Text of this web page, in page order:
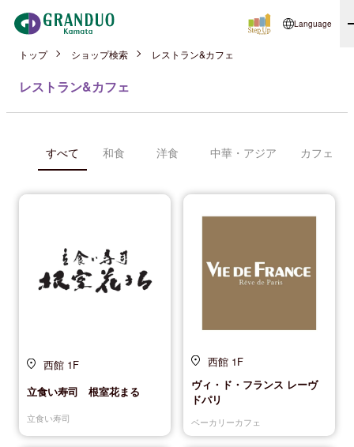
Language
トップ ショップ検索 レストラン&カフェ
レストラン&カフェ
すべて 和食 洋食 中華・アジア カフェ
西館 1F
立食い寿司 根室花まる
立食い寿司
西館 1F
ヴィ・ド・フランス レーヴ
ドパリ
ベーカリーカフェ